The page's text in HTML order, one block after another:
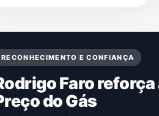
RECONHECIMENTO E CONFIANÇA
Faro
do Gás